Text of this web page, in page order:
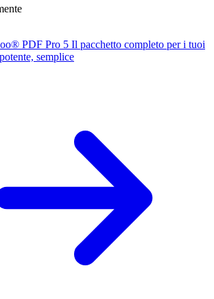
® PDF Pro 5 Il pacchetto completo per i tuoi
semplice